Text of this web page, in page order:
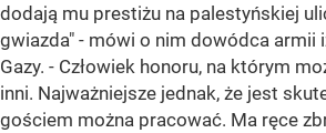
dodają mu prestiżu na palestyńskiej
gwiazda" - mówi o nim dowódca armii
Gazy. - Człowiek honoru, na którym
inni. Najważniejsze jednak, że jest
gościem można pracować. Ma ręce